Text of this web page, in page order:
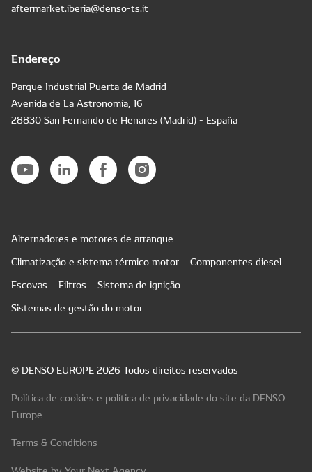
aftermarket.iberia@denso-ts.it
Endereço
Parque Industrial Puerta de Madrid
Avenida de La Astronomía, 16
28830 San Fernando de Henares (Madrid) - España
Alternadores e motores de arranque
Climatização e sistema térmico motor
Componentes diesel
Escovas
Filtros
Sistema de ignição
Sistemas de gestão do motor
© DENSO EUROPE 2026 Todos direitos reservados
Política de cookies e política de privacidade do site da DENSO
Europe
Terms & Conditions